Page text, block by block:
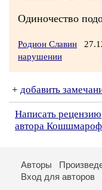
Одиночество
Родион Славин
нарушении
+ добавить
Написать рецензию
автора
Авторы
Вход для авторов